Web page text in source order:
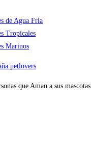
de Agua Fría
Tropicales
Marinos
que Aman a sus mascotas